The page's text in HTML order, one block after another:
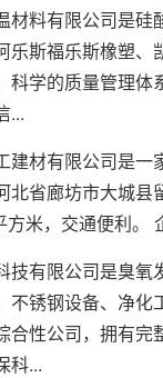
料有限公司是硅
乐斯福乐斯橡塑、
科学的质量管理体
...
材有限公司是一
北省廊坊市大城县
米，交通便利。
有限公司是臭氧
不锈钢设备、净化
合性公司，拥有完
科...